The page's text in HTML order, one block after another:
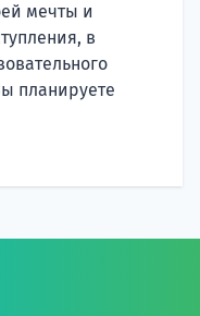
мечты и
в
планируете